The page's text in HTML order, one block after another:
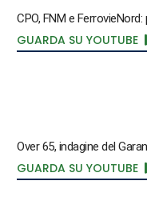
CPO, FNM e
GUARDA SU YOUTUBE
Over 65, indagine del
GUARDA SU YOUTUBE